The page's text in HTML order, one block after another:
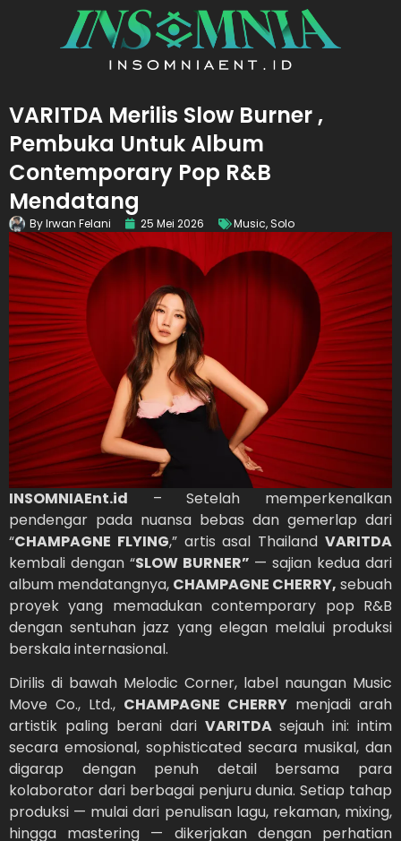
VARITDA Merilis Slow Burner ,
Pembuka Untuk Album
Contemporary Pop R&B
Mendatang
ByIrwan Felani 25 Mei 2026 Music, Solo
INSOMNIAEnt.id – Setelah memperkenalkan
pendengar pada nuansa bebas dan gemerlap dari
“CHAMPAGNE FLYING,” artis asal ThailandVARITDA
kembali dengan “SLOW BURNER” — sajian kedua dari
album mendatangnya, CHAMPAGNE CHERRY, sebuah
proyek yang memadukan contemporary pop R&B
dengan sentuhan jazz yang elegan melalui produksi
berskala internasional.
Dirilis di bawah Melodic Corner, label naungan Music
Move Co., Ltd., CHAMPAGNE CHERRY menjadi arah
artistik paling berani dari VARITDA sejauh ini: intim
secara emosional, sophisticated secara musikal, dan
digarap dengan penuh detail bersama para
kolaborator dari berbagai penjuru dunia. Setiap tahap
produksi — mulai dari penulisan lagu, rekaman, mixing,
hingga mastering — dikerjakan dengan perhatian